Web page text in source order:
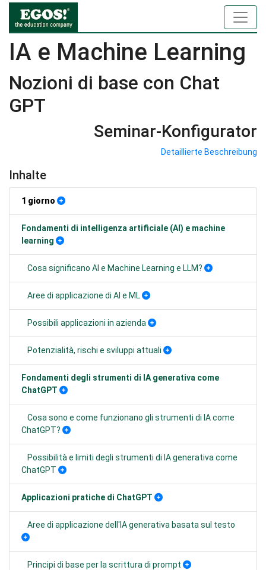
IA e Machine Learning
Nozioni di base con Chat
GPT
Seminar-Konfigurator
Detaillierte Beschreibung
Inhalte
1 giorno
Fondamenti di intelligenza artificiale (AI) e machine
learning
Cosa significano AI e Machine Learning e LLM?
Aree di applicazione di AI e ML
Possibili applicazioni in azienda
Potenzialità, rischi e sviluppi attuali
Fondamenti degli strumenti di IA generativa come
ChatGPT
Cosa sono e come funzionano gli strumenti di IA come
ChatGPT?
Possibilità e limiti degli strumenti di IA generativa come
ChatGPT
Applicazioni pratiche di ChatGPT
Aree di applicazione dell'IA generativa basata sul testo
Principi di base per la scrittura di prompt